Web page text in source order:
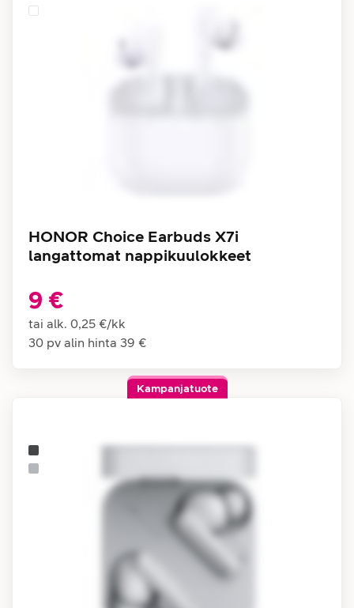
HONOR Choice Earbuds X7i
langattomat nappikuulokkeet
9 €
tai alk. 0,25 €/kk
30 pv alin hinta 39 €
Kampanjatuote